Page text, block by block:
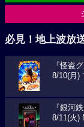
必見！地上波放
『怪盗
8/10(月)
『銀河
8/11(火)